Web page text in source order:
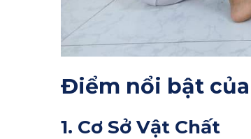
Điểm nổi bật
1. Cơ Sở Vật Chất